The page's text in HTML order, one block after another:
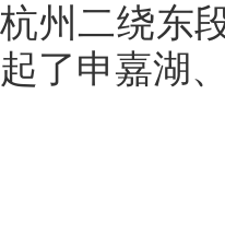
杭州二绕东
起了申嘉湖